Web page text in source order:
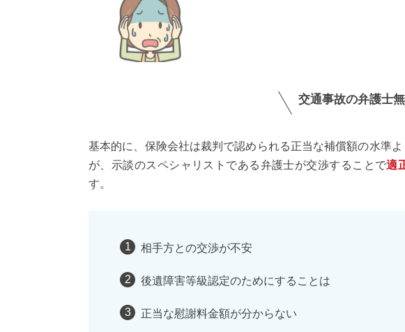
交通事故の弁護士
基本的に、保険会社は裁判で認められる正当な補償額の水準
が、示談のスペシャリストである弁護士が交渉することで適
す。
相手方との交渉が不安
後遺障害等級認定のためにすることは
正当な慰謝料金額が分からない